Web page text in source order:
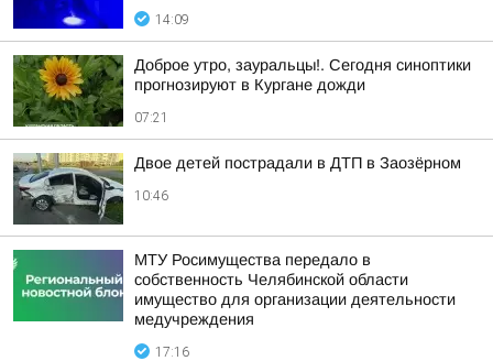
14:09
Доброе утро, зауральцы!. Сегодня синоптики
прогнозируют в Кургане дожди
07:21
Двое детей пострадали в ДТП в Заозёрном
10:46
МТУ Росимущества передало в
собственность Челябинской области
имущество для организации деятельности
медучреждения
17:16